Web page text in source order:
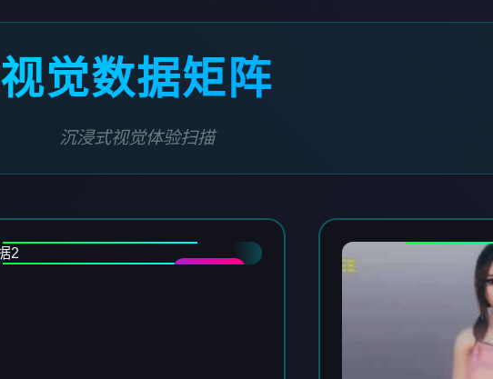
视觉数据矩阵
沉浸式视觉体验扫描